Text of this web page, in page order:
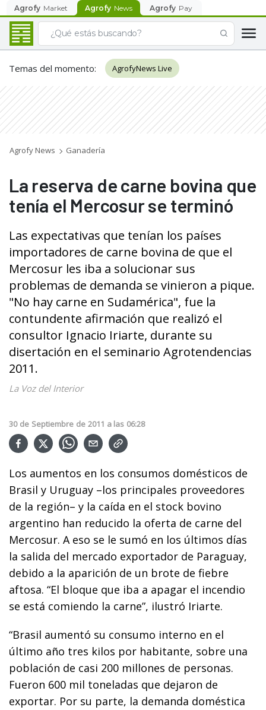
Agrofy Market Agrofy News Agrofy Pay
Temas del momento: AgrofyNews Live
Agrofy News Ganadería
La reserva de carne bovina que
tenía el Mercosur se terminó
Las expectativas que tenían los países
importadores de carne bovina de que el
Mercosur les iba a solucionar sus
problemas de demanda se vinieron a pique.
"No hay carne en Sudamérica", fue la
contundente afirmación que realizó el
consultor Ignacio Iriarte, durante su
disertación en el seminario Agrotendencias
2011.
La Voz del Interior
30 de Septiembre de 2011 a las 06:28
Los aumentos en los consumos domésticos de
Brasil y Uruguay –los principales proveedores
de la región– y la caída en el stock bovino
argentino han reducido la oferta de carne del
Mercosur. A eso se le sumó en los últimos días
la salida del mercado exportador de Paraguay,
debido a la aparición de un brote de fiebre
aftosa. “El bloque que iba a apagar el incendio
se está comiendo la carne”, ilustró Iriarte.
“Brasil aumentó su consumo interno en el
último año tres kilos por habitante, sobre una
población de casi 200 millones de personas.
Fueron 600 mil toneladas que dejaron de
exportar. Por su parte, la demanda doméstica